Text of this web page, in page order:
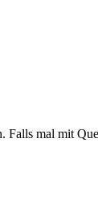
mal mit